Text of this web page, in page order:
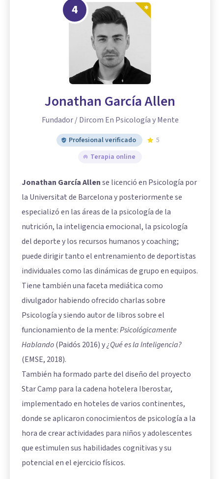
4
Jonathan García Allen
Fundador / Dircom En Psicología y Mente
Profesional verificado
5
Terapia online
Jonathan García Allense licenció en Psicología por
la Universitat de Barcelona y posteriormente se
especializó en las áreas de la psicología de la
nutrición, la inteligencia emocional, la psicología
del deporte y los recursos humanos y coaching;
puede dirigir tanto el entrenamiento de deportistas
individuales como las dinámicas de grupo en equipos.
Tiene también una faceta mediática como
divulgador habiendo ofrecido charlas sobre
Psicología y siendo autor de libros sobre el
funcionamiento de la mente:Psicológicamente
Hablando(Paidós 2016) y¿Qué es la Inteligencia?
(EMSE, 2018).
También ha formado parte del diseño del proyecto
Star Camp para la cadena hotelera Iberostar,
implementado en hoteles de varios continentes,
donde se aplicaron conocimientos de psicología a la
hora de crear actividades para niños y adolescentes
que estimulen sus habilidades cognitivas y su
potencial en el ejercicio físicos.